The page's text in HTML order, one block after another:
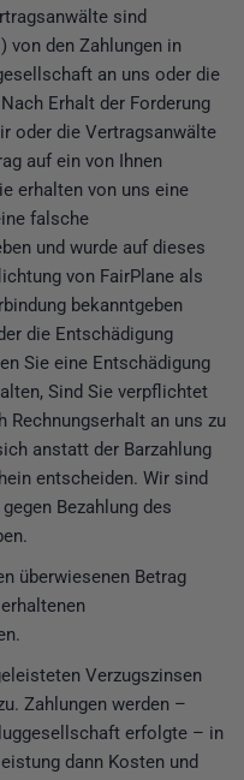
sind
von den Zahlungen in
an uns oder die
Erhalt der Forderung
oder die Vertragsanwälte
auf ein von Ihnen
erhalten von uns eine
falsche
und wurde auf dieses
von FairPlane als
bekanntgeben
die Entschädigung
Sie eine Entschädigung
Sind Sie verpflichtet
Rechnungserhalt an uns zu
anstatt der Barzahlung
entscheiden. Wir sind
Bezahlung des
überwiesenen Betrag
Verzugszinsen
Zahlungen werden –
erfolgte – in
dann Kosten und